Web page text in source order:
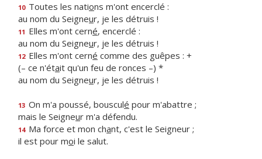
10 Toutes les nations m'ont encerclé :
au nom du Seigneur, je les détruis !
11 Elles m'ont cerné, encerclé :
au nom du Seigneur, je les détruis !
12 Elles m'ont cerné comme des guêpes : +
(– ce n'était qu'un feu de ronces –) *
au nom du Seigneur, je les détruis !
13 On m'a poussé, bousculé pour m'abattre ;
mais le Seigneur m'a défendu.
14 Ma force et mon chant, c'est le Seigneur ;
il est pour moi le salut.